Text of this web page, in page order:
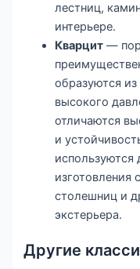
лестниц,
интерьере.
Кварцит —
образуются
высокого
отличаются
и
используются
изготовления
столешниц и
экстерьера.
Другие